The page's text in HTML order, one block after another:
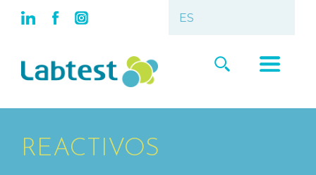
REACTIVOS